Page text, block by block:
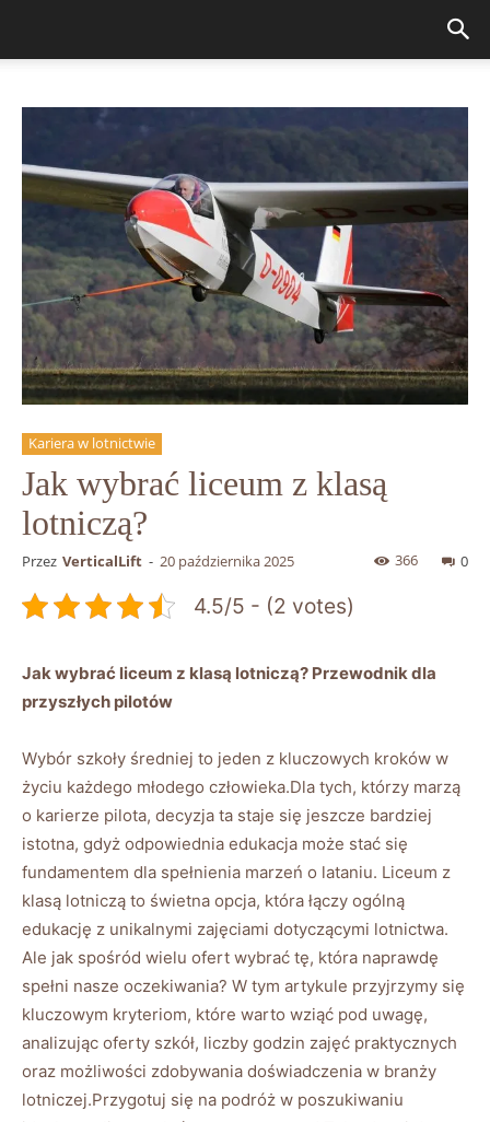
Kariera w lotnictwie
Jak wybrać liceum z klasą
lotniczą?
Przez VerticalLift - 20 października 2025 0
366
4.5/5 - (2 votes)
Jak wybrać liceum z klasą lotniczą? Przewodnik dla
przyszłych pilotów
Wybór szkoły średniej to jeden z kluczowych kroków w
życiu każdego młodego człowieka.Dla tych, którzy marzą
o karierze pilota, decyzja ta staje się jeszcze bardziej
istotna, gdyż odpowiednia edukacja może stać się
fundamentem dla spełnienia marzeń o lataniu. Liceum z
klasą lotniczą to świetna opcja, która łączy ogólną
edukację z unikalnymi zajęciami dotyczącymi lotnictwa.
Ale jak spośród wielu ofert wybrać tę, która naprawdę
spełni nasze oczekiwania? W tym artykule przyjrzymy się
kluczowym kryteriom, które warto wziąć pod uwagę,
analizując oferty szkół, liczby godzin zajęć praktycznych
oraz możliwości zdobywania doświadczenia w branży
lotniczej.Przygotuj się na podróż w poszukiwaniu